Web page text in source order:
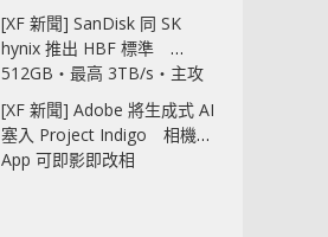
[XF 新聞] SanDisk 同 SK
hynix 推出 HBF 標準
512GB‧最高 3TB/s‧主攻
AI 記憶體
[XF 新聞] Adobe 將生成式 AI
塞入 Project Indigo 相機
App 可即影即改相